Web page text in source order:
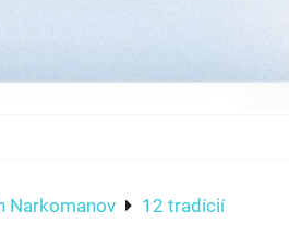
Narkomanov 12 tradícií